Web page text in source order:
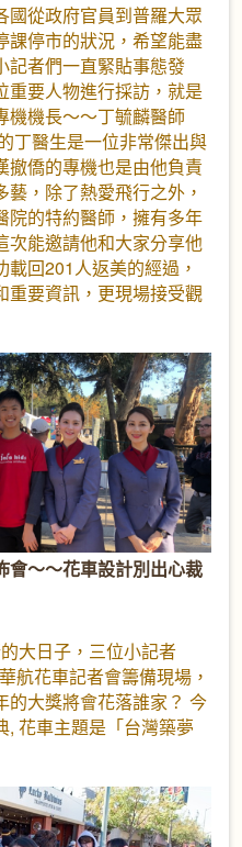
國從政府官員到普羅大眾
課停市的狀況，希望能盡
記者們一直緊貼事態發
重要人物進行採訪，就是
機機長～～丁毓麟醫師
丁醫生是一位非常傑出與
撤僑的專機也是由他負責
，除了熱愛飛行之外，
院的特約醫師，擁有多年
次能邀請他和大家分享他
回201人返美的經過，
重要資訊，更現場接受觀
會～～花車設計別出心裁
大日子，三位小記者
航花車記者會籌備現場，
的大獎將會花落誰家？ 今
, 花車主題是「台灣築夢